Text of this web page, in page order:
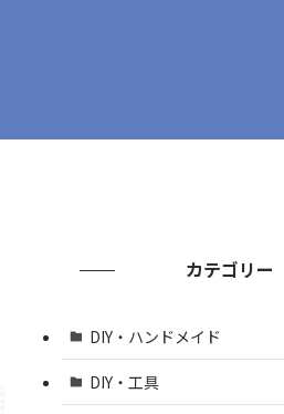
カテゴリー
DIY・ハンドメイド
DIY・工具